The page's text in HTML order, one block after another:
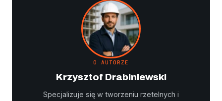
O AUTORZE
Krzysztof Drabiniewski
Specjalizuje się w tworzeniu rzetelnych i